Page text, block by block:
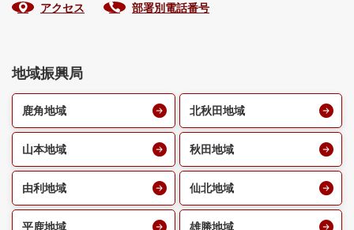
アクセス 部署別電話番号
地域振興局
鹿角地域 北秋田地域
山本地域 秋田地域
由利地域 仙北地域
平鹿地域 雄勝地域